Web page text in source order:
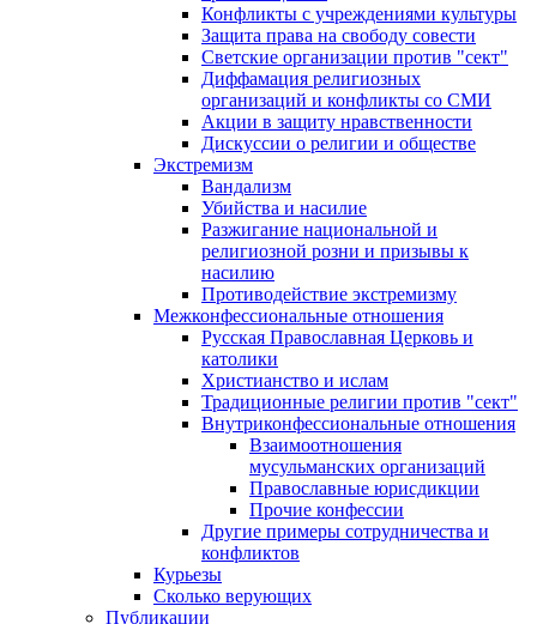
Конфликты с учреждениями культуры
Защита права на свободу совести
Светские организации против "сект"
Диффамация религиозных
организаций и конфликты со СМИ
Акции в защиту нравственности
Дискуссии о религии и обществе
Экстремизм
Вандализм
Убийства и насилие
Разжигание национальной и
религиозной розни и призывы к
насилию
Противодействие экстремизму
Межконфессиональные отношения
Русская Православная Церковь и
католики
Христианство и ислам
Традиционные религии против "сект"
Внутриконфессиональные отношения
Взаимоотношения
мусульманских организаций
Православные юрисдикции
Прочие конфессии
Другие примеры сотрудничества и
конфликтов
Курьезы
Сколько верующих
Публикации